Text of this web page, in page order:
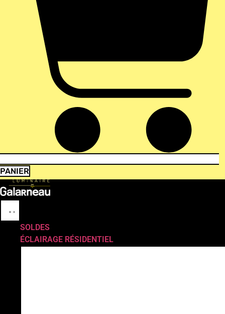
PANIER
SOLDES
ÉCLAIRAGE RÉSIDENTIEL